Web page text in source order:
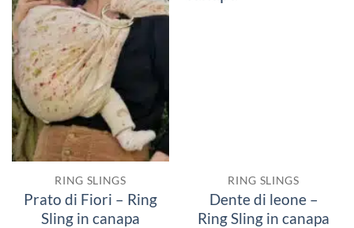
RING SLINGS
Prato di Fiori – Ring
Sling in canapa
RING SLINGS
Dente di leone –
Ring Sling in canapa